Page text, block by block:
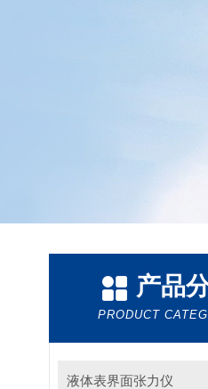
产品
PRODUCT
液体表界面张力仪